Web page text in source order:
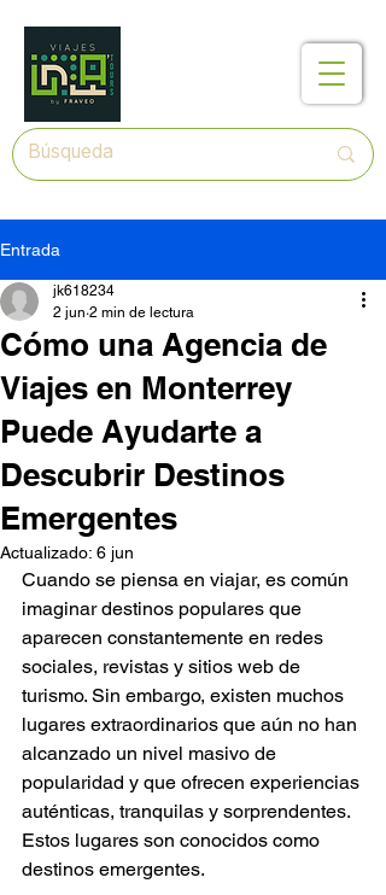
Entrada
Cómo una Agencia de
Viajes en Monterrey
Puede Ayudarte a
Descubrir Destinos
Emergentes
jk618234
2 jun 2 min de lectura
Actualizado: 6 jun
Cuando se piensa en viajar, es común
imaginar destinos populares que
aparecen constantemente en redes
sociales, revistas y sitios web de
turismo. Sin embargo, existen muchos
lugares extraordinarios que aún no han
alcanzado un nivel masivo de
popularidad y que ofrecen experiencias
auténticas, tranquilas y sorprendentes.
Estos lugares son conocidos como
destinos emergentes.